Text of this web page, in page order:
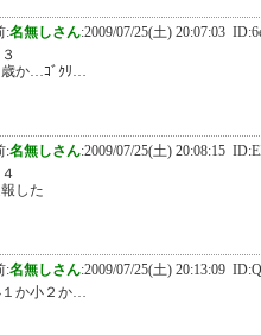
:名無しさん:2009/07/25(土) 20:07:03
歳か…ｺﾞｸﾘ…
:名無しさん:2009/07/25(土) 20:08:15
した
:名無しさん:2009/07/25(土) 20:13:09
か小２か…